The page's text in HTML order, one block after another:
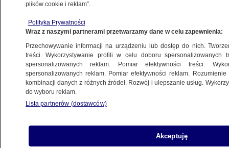
Białorusi "jest wzywany do MSZ"?
Sprawdziliśmy
11.11.2021, 13:22
Udostępnij
Markiem Migalskim na Twitterze pytany, ile razy
dyplomatyczny przedstawiciel Białorusi był
plików cookie i reklam”.
Polityka Prywatności
Wraz z naszymi partnerami przetwarzamy dane w celu zapewnienia:
Przechowywanie informacji na urządzeniu lub dostęp do nich.
treści. Wykorzystywanie profili w celu doboru spersonalizowanych
spersonalizowanych reklam. Pomiar efektywności treści.
spersonalizowanych reklam. Pomiar efektywności reklam.
kombinacji danych z różnych źródeł. Rozwój i ulepszanie usług.
do wyboru reklam.
Lista partnerów (dostawców)
Akceptuję